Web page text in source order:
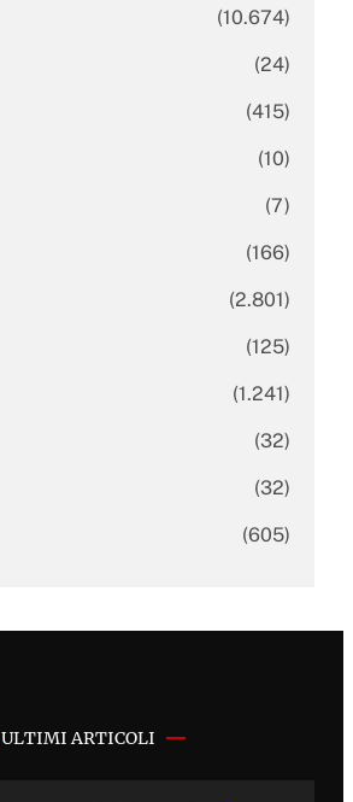
(10.674)
(24)
(415)
(10)
(7)
(166)
(2.801)
(125)
(1.241)
(32)
(32)
(605)
ULTIMI ARTICOLI